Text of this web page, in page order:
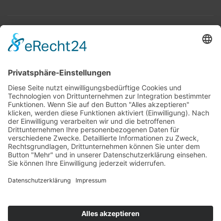
Jahrescharts
Top 100
Hot 50
Top Neueinsteiger
Highscores